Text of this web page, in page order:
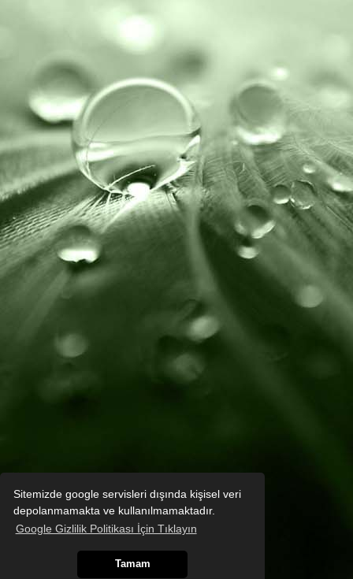
Sitemizde google servisleri dışında kişisel veri
depolanmamakta ve kullanılmamaktadır.
Google Gizlilik Politikası İçin Tıklayın
Tamam